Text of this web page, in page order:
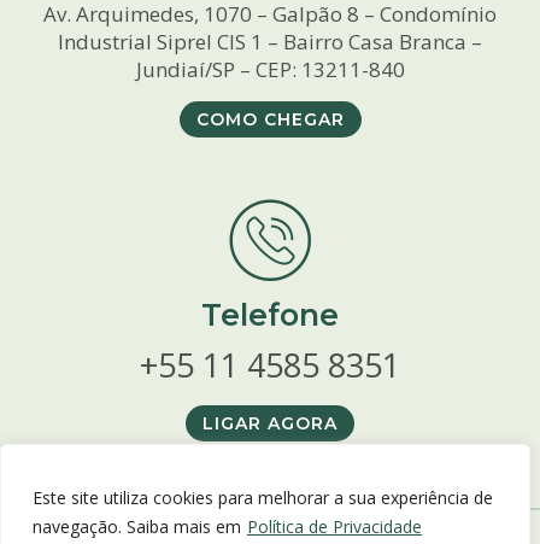
Este site utiliza cookies para melhorar a sua experiência de
navegação. Saiba mais em Política de Privacidade
Av. Arquimedes, 1070 – Galpão 8 – Condomínio
Industrial Siprel CIS 1 – Bairro Casa Branca –
Jundiaí/SP – CEP: 13211-840
COMO CHEGAR
Telefone
+55 11 4585 8351
LIGAR AGORA